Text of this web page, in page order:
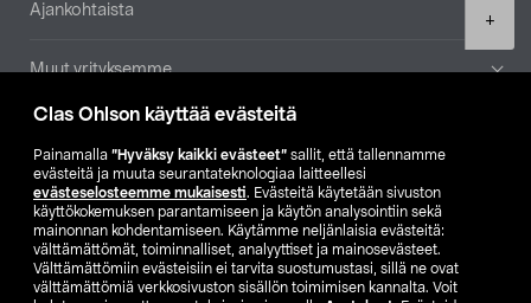
Clas Ohlson käyttää evästeitä
Painamalla ”Hyväksy kaikki evästeet” sallit, että tallennamme
evästeitä ja muuta seurantateknologiaa laitteellesi
evästeselosteemme mukaisesti. Evästeitä käytetään sivuston
käyttökokemuksen parantamiseen ja käytön analysointiin sekä
mainonnan kohdentamiseen. Käytämme neljänlaisia evästeitä:
välttämättömät, toiminnalliset, analyyttiset ja mainosevästeet.
Välttämättömiin evästeisiin ei tarvita suostumustasi, sillä ne ovat
välttämättömiä verkkosivuston sisällön toimimisen kannalta. Voit
+
Ajankohtaista
Muut yrityksemme
Etsi myymälä
SE NO FI
FI SV